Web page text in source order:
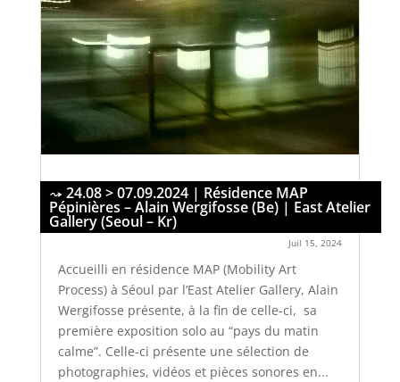
24.08 > 07.09.2024 | Résidence MAP
Pépinières – Alain Wergifosse (Be) | East Atelier
Gallery (Seoul – Kr)
Juil 15, 2024
Accueilli en résidence MAP (Mobility Art
Process) à Séoul par l’East Atelier Gallery, Alain
Wergifosse présente, à la fin de celle-ci, sa
première exposition solo au “pays du matin
calme”. Celle-ci présente une sélection de
photographies, vidéos et pièces sonores en...